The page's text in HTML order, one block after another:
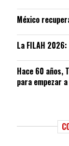
México
La FILAH
Hace 60 años,
para empezar